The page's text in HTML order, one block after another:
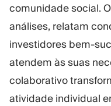
comunidade social.
análises, relatam
investidores bem-
atendem às suas
colaborativo
atividade individual